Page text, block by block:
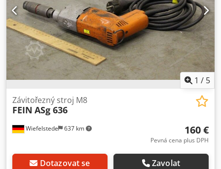
1 / 5
Wiefelstede 637 km
Závitořezný stroj M8
FEIN ASg 636
160 €
Pevná cena plus DPH
Dotazovat se Zavolat